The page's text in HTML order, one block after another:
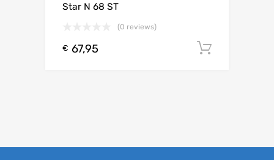
Star N 68 ST
(0 reviews)
€ 67,95